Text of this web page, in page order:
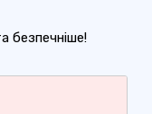
безпечніше!